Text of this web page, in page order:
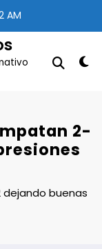
AM
2-
dejando buenas